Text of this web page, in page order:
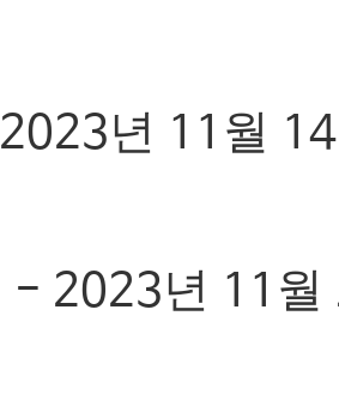
2023년 11 월 14
- 2023년 11 월